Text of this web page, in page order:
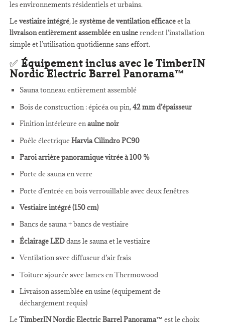
les environnements résidentiels et urbains.
Levestiaire intégré, lesystème de ventilation efficaceet la
livraison entièrement assemblée en usinerendent l’installation
simple et l’utilisation quotidienne sans effort.
✅ Équipement inclus avec le TimberIN
Nordic Electric Barrel Panorama™
Sauna tonneau entièrement assemblé
Bois de construction : épicéa ou pin,42 mm d’épaisseur
Finition intérieure enaulne noir
Poêle électriqueHarvia Cilindro PC90
Paroi arrière panoramique vitrée à 100 %
Porte de sauna en verre
Porte d’entrée en bois verrouillable avec deux fenêtres
Vestiaire intégré (150 cm)
Bancs de sauna + bancs de vestiaire
Éclairage LEDdans le sauna et le vestiaire
Ventilation avec diffuseur d’air frais
Toiture ajourée avec lames en Thermowood
Livraison assemblée en usine (équipement de
déchargement requis)
LeTimberIN Nordic Electric Barrel Panorama™ est le choix